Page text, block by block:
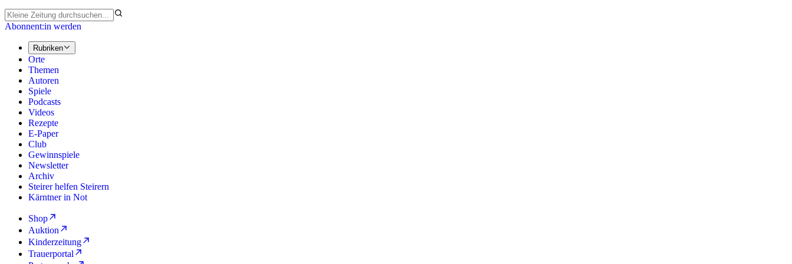
Abonnent:in werden
Rubriken
Orte
Themen
Autoren
Spiele
Podcasts
Videos
Rezepte
E-Paper
Club
Gewinnspiele
Newsletter
Archiv
Steirer helfen Steirern
Kärntner in Not
Shop
Auktion
Kinderzeitung
Trauerportal